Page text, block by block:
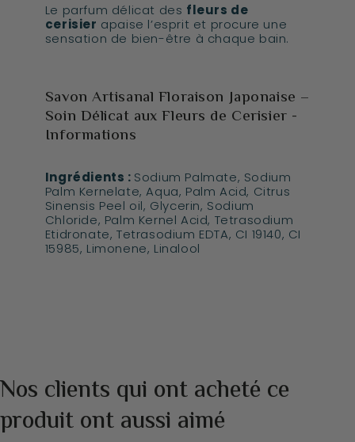
Le parfum délicat des fleurs de
cerisier apaise l’esprit et procure une
sensation de bien-être à chaque bain.
Savon Artisanal Floraison Japonaise –
Soin Délicat aux Fleurs de Cerisier -
Informations
Ingrédients : Sodium Palmate, Sodium
Palm Kernelate, Aqua, Palm Acid, Citrus
Sinensis Peel oil, Glycerin, Sodium
Chloride, Palm Kernel Acid, Tetrasodium
Etidronate, Tetrasodium EDTA, CI 19140, CI
15985, Limonene, Linalool
Nos clients qui ont acheté ce
produit ont aussi aimé